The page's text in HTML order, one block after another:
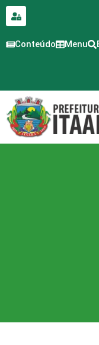
conteúdo
Conteúdo Menu